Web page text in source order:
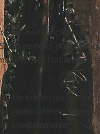
de intervenção
375 milhões
resposta humanitária
Há coisas que podem
podem oferecer
imediatamente.